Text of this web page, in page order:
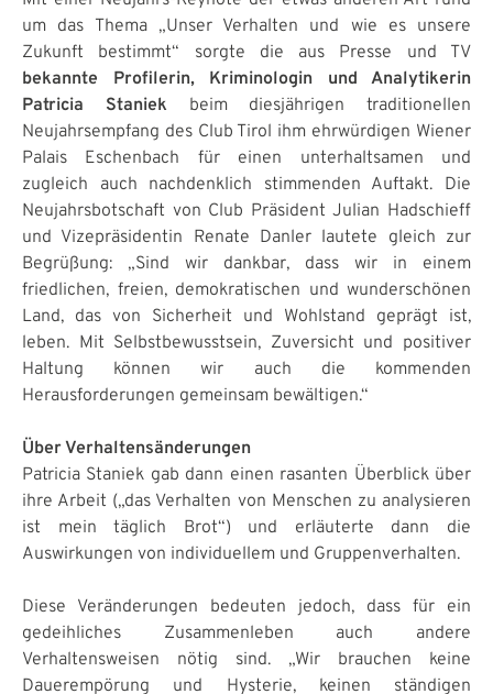
um das Thema „Unser Verhalten und wie es unsere
Zukunft bestimmt“ sorgte die aus Presse und TV
bekannte Profilerin, Kriminologin und Analytikerin
Patricia Staniek beim diesjährigen traditionellen
Neujahrsempfang des Club Tirol ihm ehrwürdigen Wiener
Palais Eschenbach für einen unterhaltsamen und
zugleich auch nachdenklich stimmenden Auftakt. Die
Neujahrsbotschaft von Club Präsident Julian Hadschieff
und Vizepräsidentin Renate Danler lautete gleich zur
Begrüßung: „Sind wir dankbar, dass wir in einem
friedlichen, freien, demokratischen und wunderschönen
Land, das von Sicherheit und Wohlstand geprägt ist,
leben. Mit Selbstbewusstsein, Zuversicht und positiver
Haltung können wir auch die kommenden
Herausforderungen gemeinsam bewältigen.“
Über Verhaltensänderungen
Patricia Staniek gab dann einen rasanten Überblick über
ihre Arbeit („das Verhalten von Menschen zu analysieren
ist mein täglich Brot“) und erläuterte dann die
Auswirkungen von individuellem und Gruppenverhalten.
Diese Veränderungen bedeuten jedoch, dass für ein
gedeihliches Zusammenleben auch andere
Verhaltensweisen nötig sind. „Wir brauchen keine
Dauerempörung und Hysterie, keinen ständigen